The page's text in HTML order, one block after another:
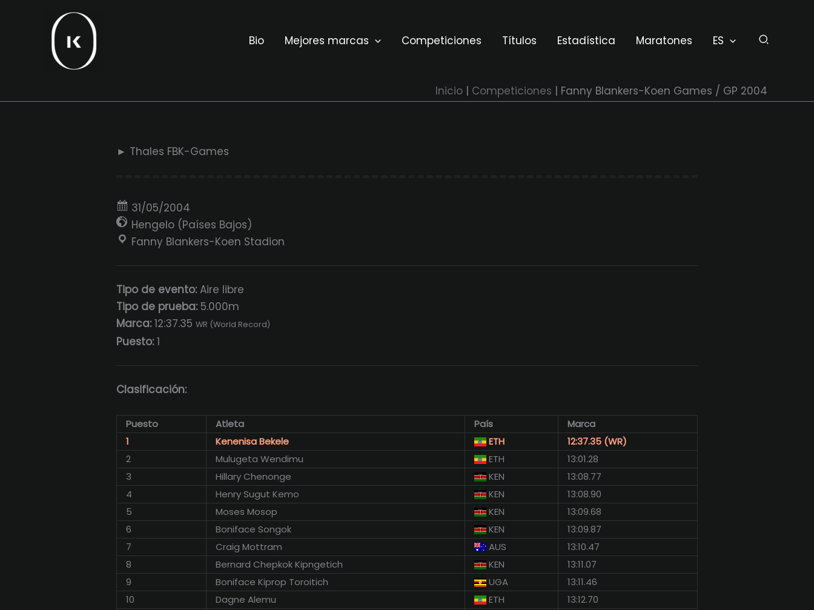
Bio Mejores marcas Competiciones Títulos Estadística Maratones ES
Inicio Competiciones Fanny Blankers-Koen Games / GP 2004
► Thales FBK-Games
31/05/2004
Hengelo (Países Bajos)
Fanny Blankers-Koen Stadion
Tipo de evento:Aire libre
Tipo de prueba: 5.000m
Marca:12:37.35 WR (World Record)
Puesto:1
Clasificación:
Puesto Atleta País
Marca
1
Kenenisa Bekele ETH
12:37.35 (WR)
2
Mulugeta Wendimu ETH
13:01.28
3
Hillary Chenonge KEN
13:08.77
4
Henry Sugut Kemo KEN
13:08.90
5
Moses Mosop KEN
13:09.68
6
Boniface Songok KEN
13:09.87
7
Craig Mottram AUS
13:10.47
8
Bernard Chepkok Kipngetich KEN
13:11.07
9
Boniface Kiprop Toroitich UGA
13:11.46
10
Dagne Alemu ETH
13:12.70